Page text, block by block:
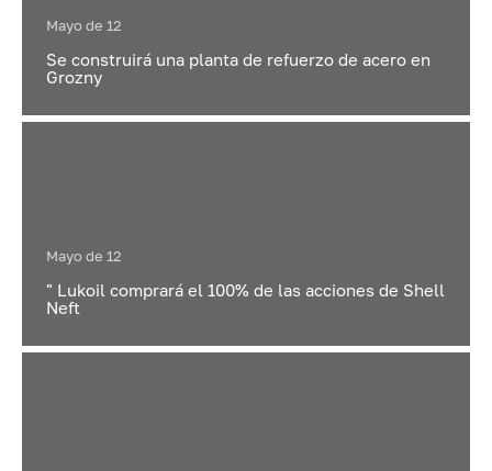
Mayo de 12
Se construirá una planta de refuerzo de acero en
Grozny
Mayo de 12
" Lukoil comprará el 100% de las acciones de Shell
Neft